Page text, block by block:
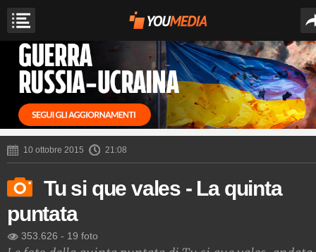
10 ottobre 2015 21:08
Tu si que vales - La quinta
puntata
353.626 - 19 foto